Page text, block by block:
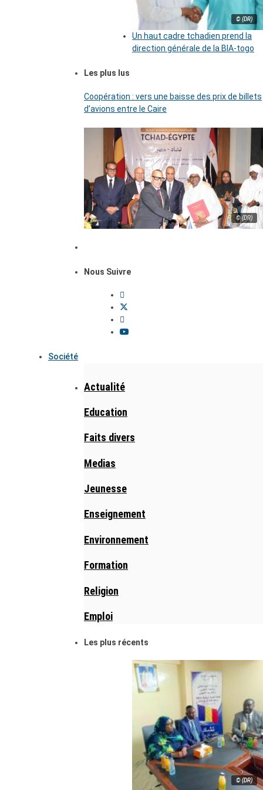
© (DR)
Un haut cadre tchadien prend la
direction générale de la BIA-togo
Les plus lus
Coopération : vers une baisse des prix de billets
d’avions entre le Caire
© (DR)
Nous Suivre
Société
Actualité
Education
Faits divers
Medias
Jeunesse
Enseignement
Environnement
Formation
Religion
Emploi
Les plus récents
© (DR)